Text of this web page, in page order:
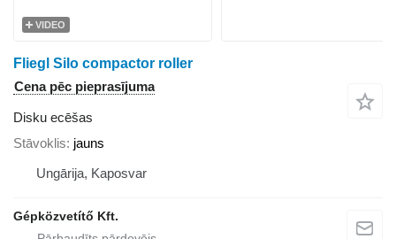
VIDEO
Fliegl Silo compactor roller
Cena pēc pieprasījuma
Disku ecēšas
Stāvoklis jauns
Ungārija, Kaposvar
Gépközvetítő Kft.